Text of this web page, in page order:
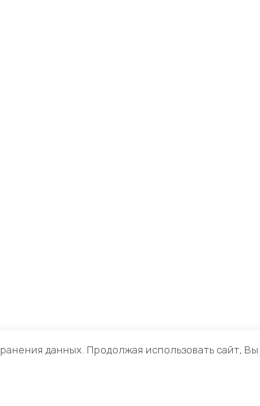
данных. Продолжая использовать сайт,